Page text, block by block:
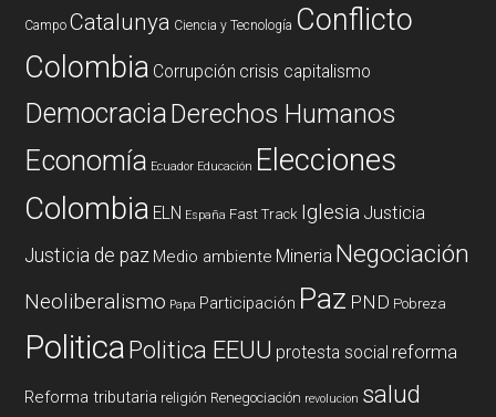
Campo Catalunya Ciencia y Tecnología Conflicto
Colombia Corrupción crisis capitalismo
DemocraciaDerechos Humanos
Economía Ecuador Educación Elecciones
Colombia ELN España Fast Track Iglesia Justicia
Justicia de paz Medio ambiente Mineria Negociación
Neoliberalismo Papa Participación Paz PND Pobreza
PoliticaPolitica EEUU protesta social reforma
Reforma tributaria religión Renegociación revolucion salud